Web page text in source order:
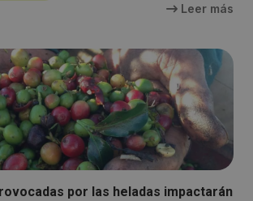
Leer más
por las heladas impactarán